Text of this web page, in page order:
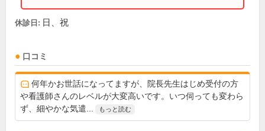
休診日: 日、祝
口コミ
何年かお世話になってますが、院長先生はじめ受付の方
や看護師さんのレベルが大変高いです。いつ伺っても変わら
ず、細やかな気遣...
もっと読む